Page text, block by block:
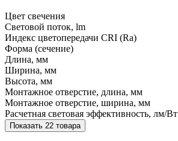
Цвет свечения
Световой поток, lm
Индекс цветопередачи CRI (Ra)
Форма (сечение)
Длина, мм
Ширина, мм
Высота, мм
Монтажное отверстие, длина, мм
Монтажное отверстие, ширина, мм
Расчетная световая эффективность, лм/Вт
Показать 22 товара